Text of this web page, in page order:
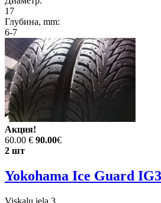
17
Глубина, mm:
6-7
Акция!
60.00 € 90.00€
2 шт
Yokohama Ice Guard
Viskaļu iela 3